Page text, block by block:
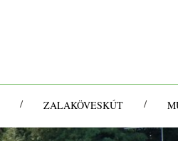
/ ZALAKÖVESKÚT /